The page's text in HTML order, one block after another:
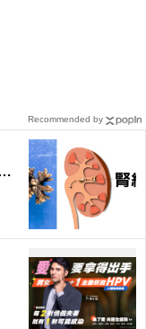
Recommended by